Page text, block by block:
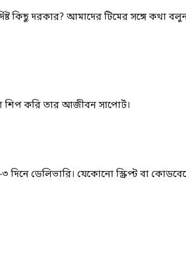
কিছু দরকার? আমাদের টিমের সঙ্গে কথা
করি তার আজীবন সাপোর্ট।
ডেলিভারি। যেকোনো স্ক্রিপ্ট বা